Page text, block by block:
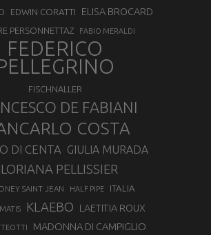
EDWIN CORATTI ELISA BROCARD
PERSONNETTAZ FABIO MERALDI
FEDERICO
FISCHNALLER
DE FABIANI
COSTA
DI CENTA GIULIA MURADA
PELLISSIER
SAINT JEAN HALF PIPE ITALIA
KLAEBO LAETITIA ROUX
MADONNA DI CAMPIGLIO